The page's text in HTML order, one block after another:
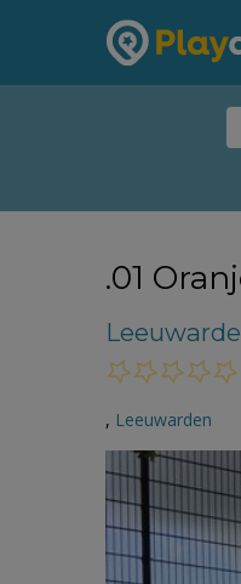
.01
, Leeuwarden